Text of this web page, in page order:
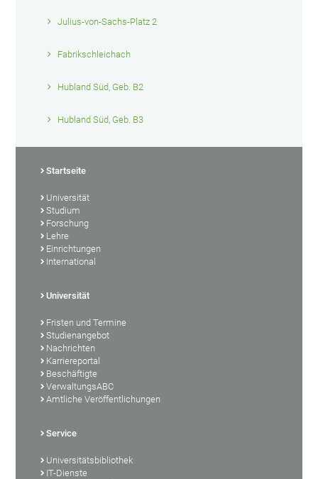
Julius-von-Sachs-Platz 2
Fabrikschleichach
Hubland Süd, Geb. B2
Hubland Süd, Geb. B3
Startseite
Universität
Studium
Forschung
Lehre
Einrichtungen
International
Universität
Fristen und Termine
Studienangebot
Nachrichten
Karriereportal
Beschäftigte
VerwaltungsABC
Amtliche Veröffentlichungen
Service
Universitätsbibliothek
IT-Dienste